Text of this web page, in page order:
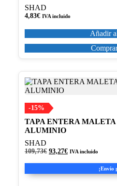
SHAD
4,83€ IVA incluido
Añadir
-15%
TAPA ENTERA
ALUMINIO
SHAD
109,73€ El
era:
93,27€El
es:
IVA incluido
¡Envío